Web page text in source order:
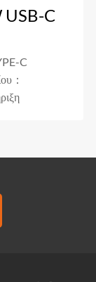
USB-C
C
：